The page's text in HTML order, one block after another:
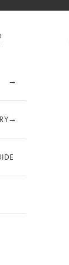
ョップ
→
→